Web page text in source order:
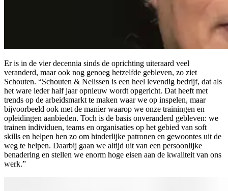
Er is in de vier decennia sinds de oprichting uiteraard veel
veranderd, maar ook nog genoeg hetzelfde gebleven, zo ziet
Schouten. “Schouten & Nelissen is een heel levendig bedrijf, dat als
het ware ieder half jaar opnieuw wordt opgericht. Dat heeft met
trends op de arbeidsmarkt te maken waar we op inspelen, maar
bijvoorbeeld ook met de manier waarop we onze trainingen en
opleidingen aanbieden. Toch is de basis onveranderd gebleven: we
trainen individuen, teams en organisaties op het gebied van soft
skills en helpen hen zo om hinderlijke patronen en gewoontes uit de
weg te helpen. Daarbij gaan we altijd uit van een persoonlijke
benadering en stellen we enorm hoge eisen aan de kwaliteit van ons
werk.”